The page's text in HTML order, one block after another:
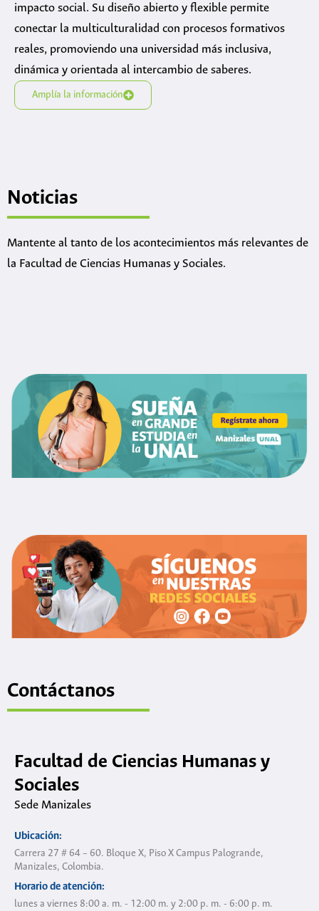
impacto social. Su diseño abierto y flexible permite
conectar la multiculturalidad con procesos formativos
reales, promoviendo una universidad más inclusiva,
dinámica y orientada al intercambio de saberes.
Amplía la información
Noticias
Mantente al tanto de los acontecimientos más relevantes de
la Facultad de Ciencias Humanas y Sociales.
Contáctanos
Facultad de Ciencias Humanas y
Sociales
Sede Manizales
Ubicación:
Carrera 27 # 64 – 60. Bloque X, Piso X Campus Palogrande,
Manizales, Colombia.
Horario de atención:
lunes a viernes 8:00 a. m. - 12:00 m. y 2:00 p. m. - 6:00 p. m.